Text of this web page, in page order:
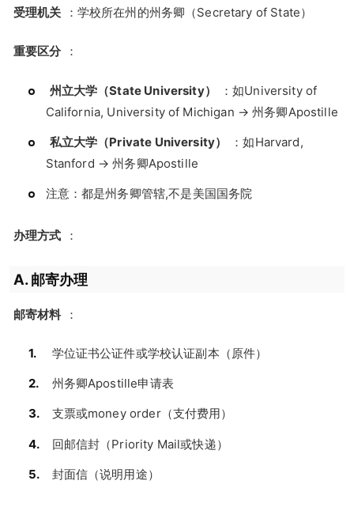
受理机关 ：学校所在州的州务卿（Secretary of State）
重要区分 ：
州立大学（State University）
：如University of
California, University of Michigan → 州务卿Apostille
私立大学（Private University）
：如Harvard,
Stanford → 州务卿Apostille
注意：都是州务卿管辖,不是美国国务院
办理方式 ：
A. 邮寄办理
邮寄材料 ：
学位证书公证件或学校认证副本（原件）
州务卿Apostille申请表
支票或money order（支付费用）
回邮信封（Priority Mail或快递）
封面信（说明用途）